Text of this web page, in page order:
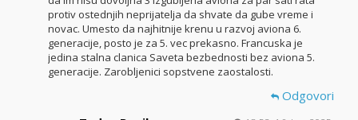
protiv ostednjih neprijatelja da shvate da gube vreme i
novac. Umesto da najhitnije krenu u razvoj aviona 6.
generacije, posto je za 5. vec prekasno. Francuska je
jedina stalna clanica Saveta bezbednosti bez aviona 5.
generacije. Zarobljenici sopstvene zaostalosti.
Odgovori